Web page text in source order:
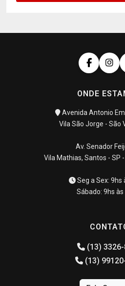
ONDE
Avenida Antonio
Vila São Jorge - São
Av. Senador
Vila Mathias, Santos - SP
Seg a Sex: 9hs
Sábado: 9hs às
(13)
(13)